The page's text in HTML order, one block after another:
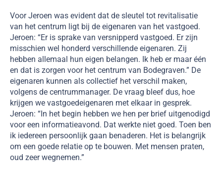
Voor Jeroen was evident dat de sleutel tot revitalisatie
van het centrum ligt bij de eigenaren van het vastgoed.
Jeroen: “Er is sprake van versnipperd vastgoed. Er zijn
misschien wel honderd verschillende eigenaren. Zij
hebben allemaal hun eigen belangen. Ik heb er maar één
en dat is zorgen voor het centrum van Bodegraven.” De
eigenaren kunnen als collectief het verschil maken,
volgens de centrummanager. De vraag bleef dus, hoe
krijgen we vastgoedeigenaren met elkaar in gesprek.
Jeroen: “In het begin hebben we hen per brief uitgenodigd
voor een informatieavond. Dat werkte niet goed. Toen ben
ik iedereen persoonlijk gaan benaderen. Het is belangrijk
om een goede relatie op te bouwen. Met mensen praten,
oud zeer wegnemen.”